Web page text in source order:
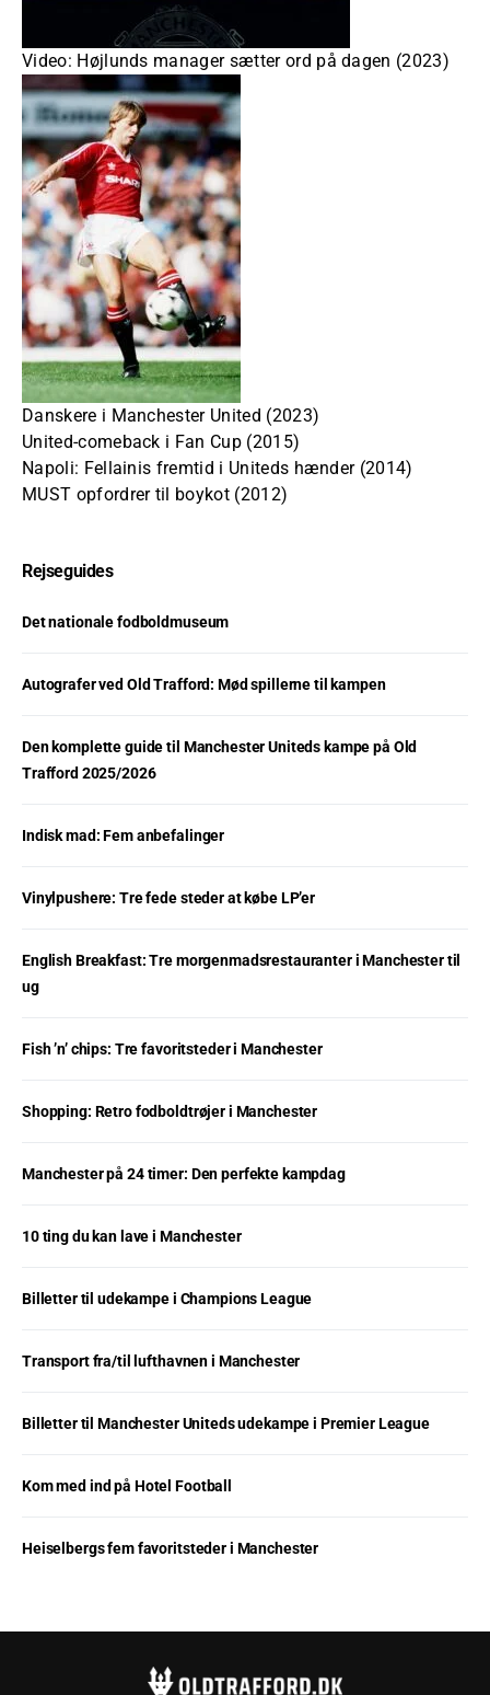
Video: Højlunds manager sætter ord på dagen (2023)
Danskere i Manchester United (2023)
United-comeback i Fan Cup (2015)
Napoli: Fellainis fremtid i Uniteds hænder (2014)
MUST opfordrer til boykot (2012)
Rejseguides
Det nationale fodboldmuseum
Autografer ved Old Trafford: Mød spillerne til kampen
Den komplette guide til Manchester Uniteds kampe på Old
Trafford 2025/2026
Indisk mad: Fem anbefalinger
Vinylpushere: Tre fede steder at købe LP’er
English Breakfast: Tre morgenmadsrestauranter i Manchester til
ug
Fish ’n’ chips: Tre favoritsteder i Manchester
Shopping: Retro fodboldtrøjer i Manchester
Manchester på 24 timer: Den perfekte kampdag
10 ting du kan lave i Manchester
Billetter til udekampe i Champions League
Transport fra/til lufthavnen i Manchester
Billetter til Manchester Uniteds udekampe i Premier League
Kom med ind på Hotel Football
Heiselbergs fem favoritsteder i Manchester